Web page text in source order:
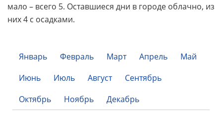
мало – всего 5. Оставшиеся дни в городе облачно, из
них 4 с осадками.
Январь Февраль Март Апрель
Май
Июнь
Июль Август
Сентябрь
Октябрь
Ноябрь Декабрь